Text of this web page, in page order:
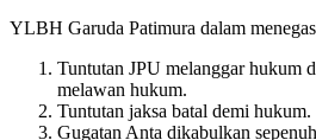
YLBH Garuda Patimura dalam
Tuntutan JPU melanggar hukum
melawan hukum.
Tuntutan jaksa batal demi hukum.
Gugatan Anta dikabulkan